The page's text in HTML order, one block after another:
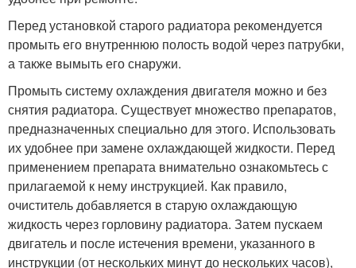
Перед установкой старого радиатора рекомендуется
промыть его внутреннюю полость водой через патрубки,
а также вымыть его снаружи.
Промыть систему охлаждения двигателя можно и без
снятия радиатора. Существует множество препаратов,
предназначенных специально для этого. Использовать
их удобнее при замене охлаждающей жидкости. Перед
применением препарата внимательно ознакомьтесь с
прилагаемой к нему инструкцией. Как правило,
очиститель добавляется в старую охлаждающую
жидкость через горловину радиатора. Затем пускаем
двигатель и после истечения времени, указанного в
инструкции (от нескольких минут до нескольких часов),